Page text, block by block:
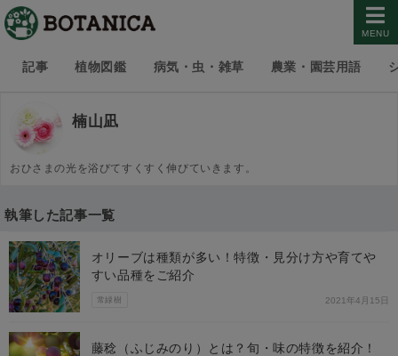
MENU
記事 植物図鑑 病気・虫・雑草 農業・園芸用語
楠山凪
おひさまの光を浴びてすくすく伸びていきます。
執筆した記事一覧
常緑樹
オリーブは種類が多い！特徴・見分け方や育てや
すい品種をご紹介
2021年4月15日
藤稔（ふじみのり）とは？旬・味の特徴を紹介！